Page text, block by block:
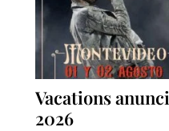
Vacations
2026